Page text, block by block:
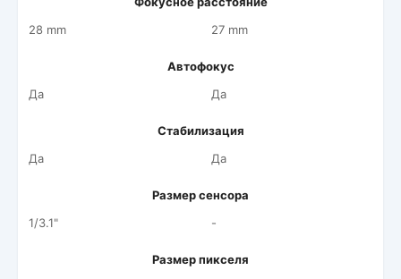
28 mm
27 mm
Автофокус
Да
Да
Стабилизация
Да
Да
Размер сенсора
1/3.1"
-
Размер пикселя